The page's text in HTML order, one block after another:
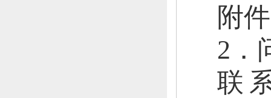
附
2
联